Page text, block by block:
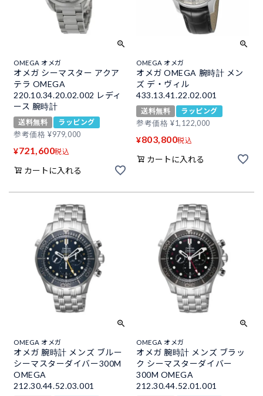
OMEGA オメガ
オメガ シーマスター アクア
テラ OMEGA
220.10.34.20.02.002 レディ
ース 腕時計
送料無料
ラッピング
参考価格 ¥979,000
¥721,600税込
カートに入れる
OMEGA オメガ
オメガ OMEGA 腕時計 メン
ズ デ・ヴィル
433.13.41.22.02.001
送料無料
ラッピング
参考価格 ¥1,122,000
¥803,800税込
カートに入れる
OMEGA オメガ
オメガ 腕時計 メンズ ブルー
シーマスターダイバー300M
OMEGA
212.30.44.52.03.001
OMEGA オメガ
オメガ 腕時計 メンズ ブラッ
ク シーマスターダイバー
300M OMEGA
212.30.44.52.01.001